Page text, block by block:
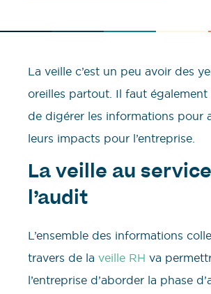
La veille c’est un peu avoir des
oreilles partout. Il faut également
de digérer les informations pour
leurs impacts pour l’entreprise.
La veille au
l’audit
L’ensemble des informations
travers de la veille RH va
l’entreprise d’aborder la phase